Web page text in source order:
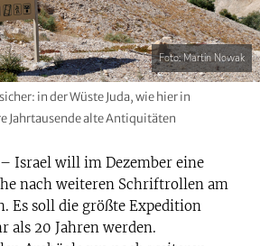
Foto: Martin Nowak
in der Wüste Juda, wie hier in
Jahrtausende alte Antiquitäten
Israel will im Dezember eine
nach weiteren Schriftrollen am
Es soll die größte Expedition
als 20 Jahren werden.